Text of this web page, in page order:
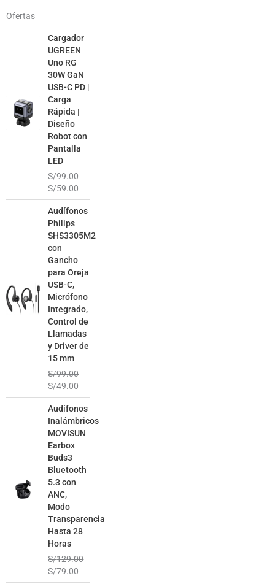
Ofertas
Cargador
UGREEN
Uno RG
30W GaN
USB-C PD |
Carga
Rápida |
Diseño
Robot con
Pantalla
LED
S/99.00
precio
S/59.00
Audífonos
Philips
SHS3305M2
con
Gancho
para Oreja
USB-C,
Micrófono
Integrado,
Control de
Llamadas
y Driver de
15 mm
S/99.00
precio
original
S/99.00.
S/49.00
Audífonos
Inalámbricos
MOVISUN
Earbox
Buds3
Bluetooth
5.3 con
ANC,
Modo
Transparencia
Hasta 28
Horas
S/129.00
precio
era:
S/129.00.
S/79.00
precio